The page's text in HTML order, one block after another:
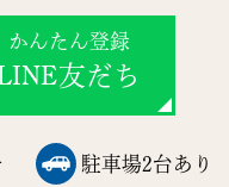
かんたん登録
友だち
駐車場2台あり